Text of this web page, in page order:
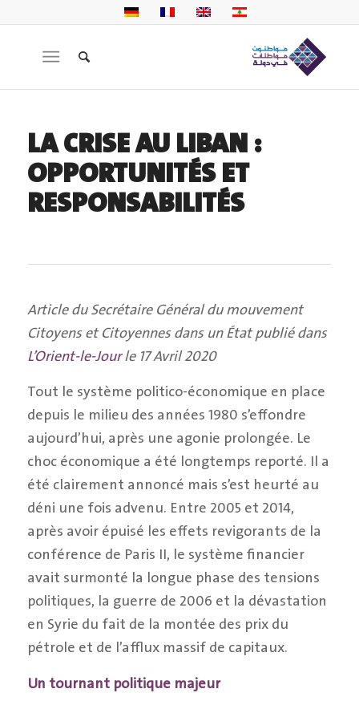
LA CRISE AU LIBAN :
OPPORTUNITÉS ET
RESPONSABILITÉS
Article du Secrétaire Général du mouvement
Citoyens et Citoyennes dans un État publié dans
L’Orient-le-Jourle 17 Avril 2020
Tout le système politico-économique en place
depuis le milieu des années 1980 s’effondre
aujourd’hui, après une agonie prolongée. Le
choc économique a été longtemps reporté. Il a
été clairement annoncé mais s’est heurté au
déni une fois advenu. Entre 2005 et 2014,
après avoir épuisé les effets revigorants de la
conférence de Paris II, le système financier
avait surmonté la longue phase des tensions
politiques, la guerre de 2006 et la dévastation
en Syrie du fait de la montée des prix du
pétrole et de l’afflux massif de capitaux.
Un tournant politique majeur